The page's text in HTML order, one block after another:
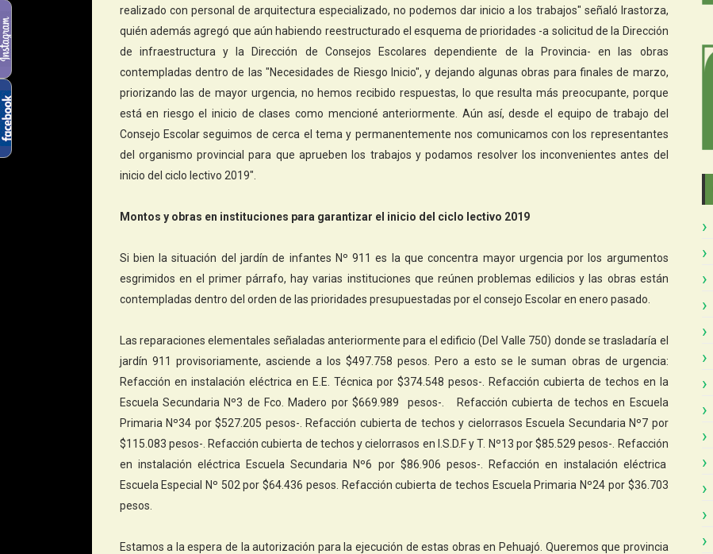
realizado con personal de arquitectura especializado, no podemos dar inicio a los trabajos" señaló Irastorza,
quién además agregó que aún habiendo reestructurado el esquema de prioridades -a solicitud de la Dirección
de infraestructura y la Dirección de Consejos Escolares dependiente de la Provincia- en las obras
contempladas dentro de las "Necesidades de Riesgo Inicio", y dejando algunas obras para finales de marzo,
priorizando las de mayor urgencia, no hemos recibido respuestas, lo que resulta más preocupante, porque
está en riesgo el inicio de clases como mencioné anteriormente. Aún así, desde el equipo de trabajo del
Consejo Escolar seguimos de cerca el tema y permanentemente nos comunicamos con los representantes
del organismo provincial para que aprueben los trabajos y podamos resolver los inconvenientes antes del
inicio del ciclo lectivo 2019".
Montos y obras en instituciones para garantizar el inicio del ciclo lectivo 2019
Si bien la situación del jardín de infantes Nº 911 es la que concentra mayor urgencia por los argumentos
esgrimidos en el primer párrafo, hay varias instituciones que reúnen problemas edilicios y las obras están
contempladas dentro del orden de las prioridades presupuestadas por el consejo Escolar en enero pasado.
Las reparaciones elementales señaladas anteriormente para el edificio (Del Valle 750) donde se trasladaría el
jardín 911 provisoriamente, asciende a los $497.758 pesos. Pero a esto se le suman obras de urgencia:
Refacción en instalación eléctrica en E.E. Técnica por $374.548 pesos-. Refacción cubierta de techos en la
Escuela Secundaria Nº3 de Fco. Madero por $669.989 pesos-. Refacción cubierta de techos en Escuela
Primaria Nº34 por $527.205 pesos-. Refacción cubierta de techos y cielorrasos Escuela Secundaria Nº7 por
$115.083 pesos-. Refacción cubierta de techos y cielorrasos en I.S.D.F y T. Nº13 por $85.529 pesos-. Refacción
en instalación eléctrica Escuela Secundaria Nº6 por $86.906 pesos-. Refacción en instalación eléctrica
Escuela Especial Nº 502 por $64.436 pesos. Refacción cubierta de techos Escuela Primaria Nº24 por $36.703
pesos.
Estamos a la espera de la autorización para la ejecución de estas obras en Pehuajó. Queremos que provincia